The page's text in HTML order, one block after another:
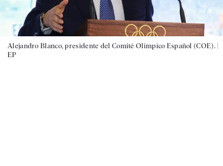
Alejandro Blanco, presidente del Comité Olímpico Español (COE). |
EP